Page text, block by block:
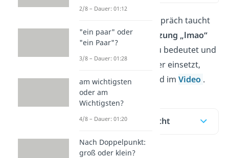
Mitten im Chat-Gespräch taucht
plötzlich die
Abkürzung „lmao“
auf. Was das genau bedeutet und
wie du „lmao“ clever einsetzt,
erfährst du hier
und imVideo .
Inhaltsübersicht
2/8 – Dauer: 01:12
"ein paar" oder
"ein Paar"?
3/8 – Dauer: 01:28
am wichtigsten
oder am
Wichtigsten?
4/8 – Dauer: 01:20
Nach Doppelpunkt:
groß oder klein?